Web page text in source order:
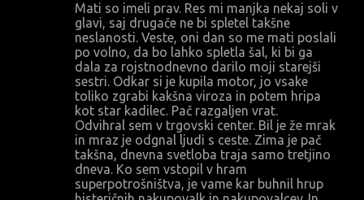
Mati so imeli prav. Res mi manjka nekaj soli v
glavi, saj drugače ne bi spletel takšne
neslanosti. Veste, oni dan so me mati poslali
po volno, da bo lahko spletla šal, ki bi ga
dala za rojstnodnevno darilo moji starejši
sestri. Odkar si je kupila motor, jo vsake
toliko zgrabi kakšna viroza in potem hripa
kot star kadilec. Pač razgaljen vrat.
Odvihral sem v trgovski center. Bil je že mrak
in mraz je odgnal ljudi s ceste. Zima je pač
takšna, dnevna svetloba traja samo tretjino
dneva. Ko sem vstopil v hram
superpotrošništva, je vame kar buhnil hrup